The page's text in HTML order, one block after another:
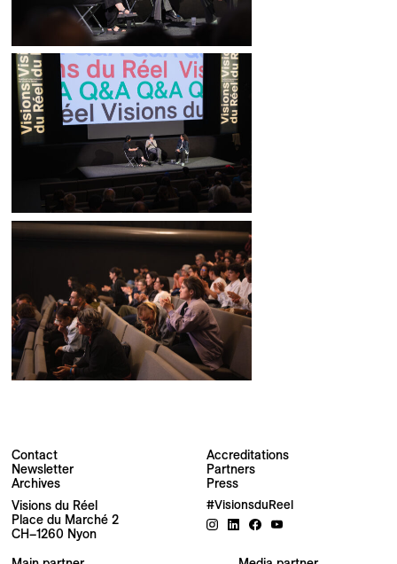
Contact
Newsletter
Archives
Accreditations
Partners
Press
Visions du Réel
Place du Marché 2
CH–1260 Nyon
#VisionsduReel
Newsletter
Your email address